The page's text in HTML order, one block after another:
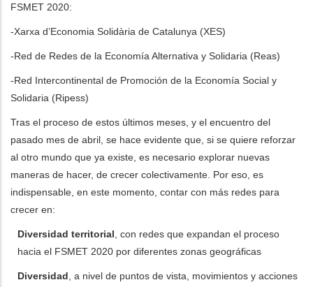
FSMET 2020:
-Xarxa d’Economia Solidària de Catalunya (XES)
-Red de Redes de la Economía Alternativa y Solidaria (Reas)
-Red Intercontinental de Promoción de la Economía Social y
Solidaria (Ripess)
Tras el proceso de estos últimos meses, y el encuentro del
pasado mes de abril, se hace evidente que, si se quiere reforzar
al otro mundo que ya existe, es necesario explorar nuevas
maneras de hacer, de crecer colectivamente. Por eso, es
indispensable, en este momento, contar con más redes para
crecer en:
Diversidad territorial , con redes que expandan el proceso
hacia el FSMET 2020 por diferentes zonas geográficas
Diversidad , a nivel de puntos de vista, movimientos y acciones